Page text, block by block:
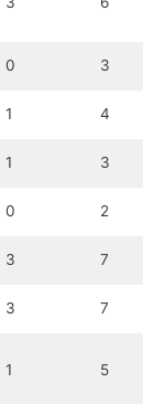
0 3
1 4
1 3
0 2
3 7
3 7
1 5